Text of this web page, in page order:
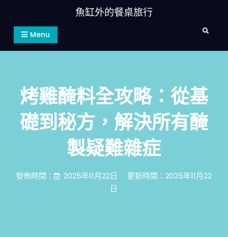
content
魚缸外的餐桌旅行
Menu Search
烤雞醃料全攻略：從基
礎到秘方，解決所有醃
製疑難雜症
發佈時間： 2025年11月22日
更新時間：2025年11月22
日